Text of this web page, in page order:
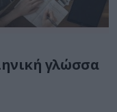
γλώσσα